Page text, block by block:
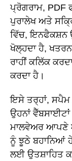
ਪ੍ਰੋਗਰਾਮ, PDF
ਪੁਰਾਲੇਖ ਅਤੇ
ਵਿੱਚ, ਇਨਫੈਕਸ਼ਨ
ਖੋਲ੍ਹਦਾ ਹੈ,
ਰਾਹੀਂ ਕਲਿੱਕ
ਕਰਦਾ ਹੈ।
ਇਸੇ ਤਰ੍ਹਾਂ, ਸਪੈਮ
ਉਹਨਾਂ
ਮਾਲਵੇਅਰ ਆਪਣੇ
ਨੂੰ ਝੂਠੇ ਬਹਾਨਿਆਂ
ਲਈ ਉਤਸ਼ਾਹਿਤ